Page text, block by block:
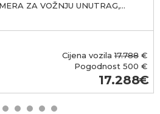
ZA VOŽNJU UNUTRAG,
Cijena vozila17.788 €
Pogodnost 500 €
17.288